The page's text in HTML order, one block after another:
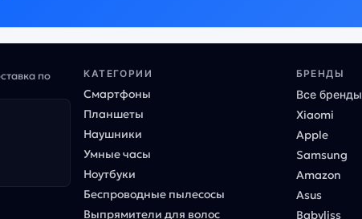
по
КАТЕГОРИИ
Смартфоны
Планшеты
Наушники
Умные часы
Ноутбуки
Беспроводные пылесосы
Выпрямители для волос
БРЕНДЫ
Все бренды
Xiaomi
Apple
Samsung
Amazon
Asus
Babyliss